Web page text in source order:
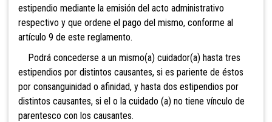
estipendio mediante la emisión del acto administrativo
respectivo y que ordene el pago del mismo, conforme al
artículo 9 de este reglamento.
Podrá concederse a un mismo(a) cuidador(a) hasta tres
estipendios por distintos causantes, si es pariente de éstos
por consanguinidad o afinidad, y hasta dos estipendios por
distintos causantes, si el o la cuidado (a) no tiene vínculo de
parentesco con los causantes.